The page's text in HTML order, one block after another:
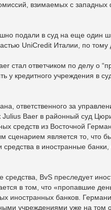
взимаемых с
подали в суд на еще один
UniCredit Италии, по тому
стал ответчиком по делу о
у кредитного учреждения в
ответственного за
Julius Baer в районный суд
средств из Восточной
сценарием является то, что
средства в иностранные
BvS преследует
в том, что «пропавшие
иностранных банков.
учреждениями уже на том